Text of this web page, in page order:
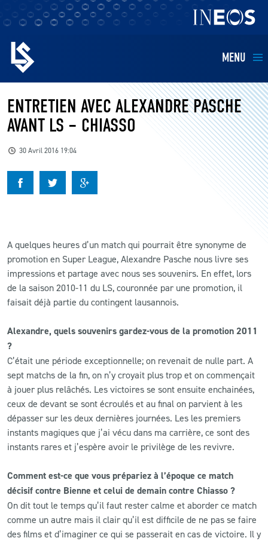
MENU
EQUIPES
BILLETTERIE
KIDS
RESTAURATION
CLUB
CONTACT
ACTUALITÉS
LS E-SHOP
L’APP DU LS
LS ACADEMY CAMPS
ENTRETIEN AVEC ALEXANDRE PASCHE
AVANT LS – CHIASSO
30 Avril 2016 19:04
A quelques heures d’un match qui pourrait être synonyme de
promotion en Super League, Alexandre Pasche nous livre ses
impressions et partage avec nous ses souvenirs. En effet, lors
de la saison 2010-11 du LS, couronnée par une promotion, il
faisait déjà partie du contingent lausannois.
Alexandre, quels souvenirs gardez-vous de la promotion 2011
?
C’était une période exceptionnelle; on revenait de nulle part. A
sept matchs de la fin, on n’y croyait plus trop et on commençait
à jouer plus relâchés. Les victoires se sont ensuite enchainées,
ceux de devant se sont écroulés et au final on parvient à les
dépasser sur les deux dernières journées. Les les premiers
instants magiques que j’ai vécu dans ma carrière, ce sont des
instants rares et j’espère avoir le privilège de les revivre.
Comment est-ce que vous prépariez à l’époque ce match
décisif contre Bienne et celui de demain contre Chiasso ?
On dit tout le temps qu’il faut rester calme et aborder ce match
comme un autre mais il clair qu’il est difficile de ne pas se faire
des films et d’imaginer ce qui se passerait en cas de victoire. Il y